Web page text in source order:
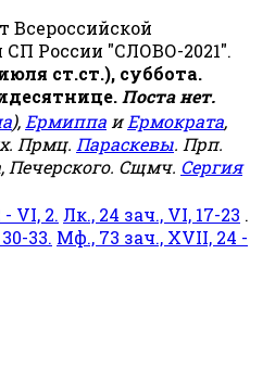
Всероссийской
России "СЛОВО-2021".
ст.ст.), суббота.
Поста нет.
), Ермиппа иЕрмократа,
Прмц. Параскевы. Прп.
Печерского. Сщмч. Сергия
- VI, 2. Лк., 24 зач., VI, 17-23 .
33. Мф., 73 зач., XVII, 24 -